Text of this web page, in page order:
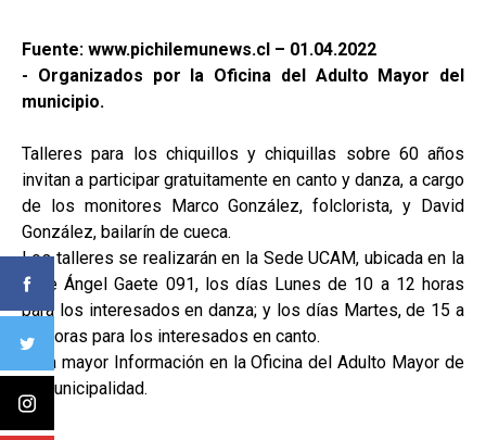
Fuente: www.pichilemunews.cl – 01.04.2022
- Organizados por la Oficina del Adulto Mayor del
municipio.
Talleres para los chiquillos y chiquillas sobre 60 años
invitan a participar gratuitamente en canto y danza, a cargo
de los monitores Marco González, folclorista, y David
González, bailarín de cueca.
Los talleres se realizarán en la Sede UCAM, ubicada en la
calle Ángel Gaete 091, los días Lunes de 10 a 12 horas
para los interesados en danza; y los días Martes, de 15 a
17 horas para los interesados en canto.
Para mayor Información en la Oficina del Adulto Mayor de
la Municipalidad.